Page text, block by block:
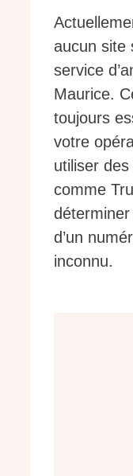
aucun site
service
Maurice.
toujours
votre
utiliser
comme
déterminer
d’un
inconnu.